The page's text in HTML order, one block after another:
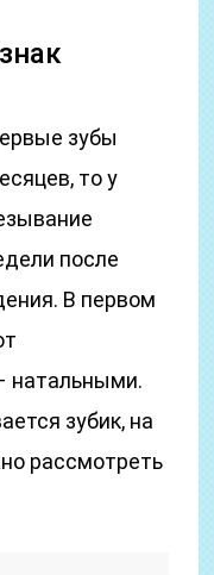
зубы
то у
после
В первом
натальными.
зубик, на
рассмотреть